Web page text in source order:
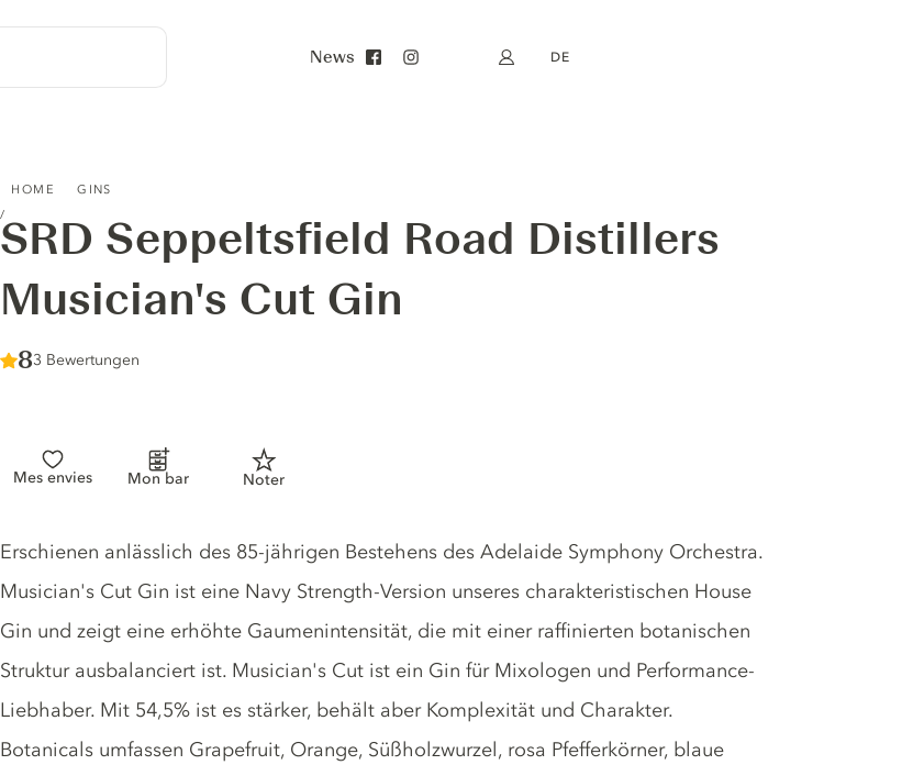
News Mein Konto
DE
HOME GINS
SRD Seppeltsfield Road Distillers
Musician's Cut Gin
Score :
8/ 10
3 Bewertungen
Mes envies Mon bar Noter
Gin description
Erschienen anlässlich des 85-jährigen Bestehens des Adelaide Symphony Orchestra.
Musician's Cut Gin ist eine Navy Strength-Version unseres charakteristischen House
Gin und zeigt eine erhöhte Gaumenintensität, die mit einer raffinierten botanischen
Struktur ausbalanciert ist. Musician's Cut ist ein Gin für Mixologen und Performance-
Liebhaber. Mit 54,5% ist es stärker, behält aber Komplexität und Charakter.
Botanicals umfassen Grapefruit, Orange, Süßholzwurzel, rosa Pfefferkörner, blaue